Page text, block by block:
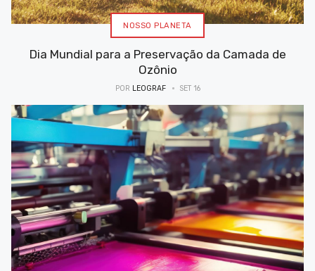
NOSSO PLANETA
Dia Mundial para a Preservação da Camada de
Ozônio
POR LEOGRAF SET 16